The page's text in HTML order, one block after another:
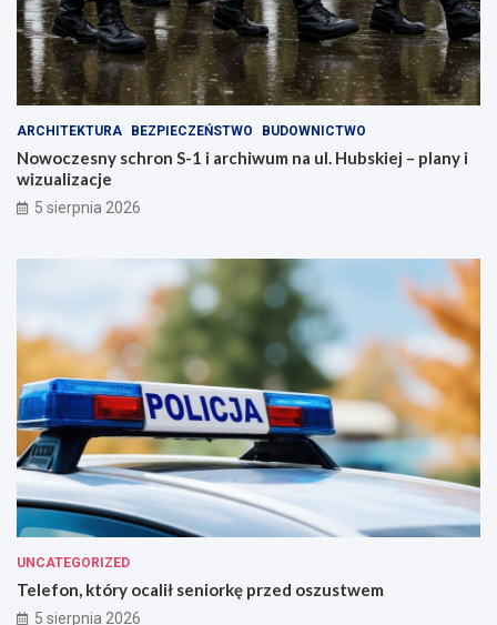
ARCHITEKTURA BEZPIECZEŃSTWO BUDOWNICTWO
Nowoczesny schron S-1 i archiwum na ul. Hubskiej – plany i
wizualizacje
5 sierpnia 2026
UNCATEGORIZED
Telefon, który ocalił seniorkę przed oszustwem
5 sierpnia 2026